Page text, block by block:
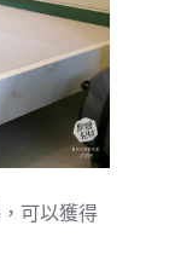
可以獲得